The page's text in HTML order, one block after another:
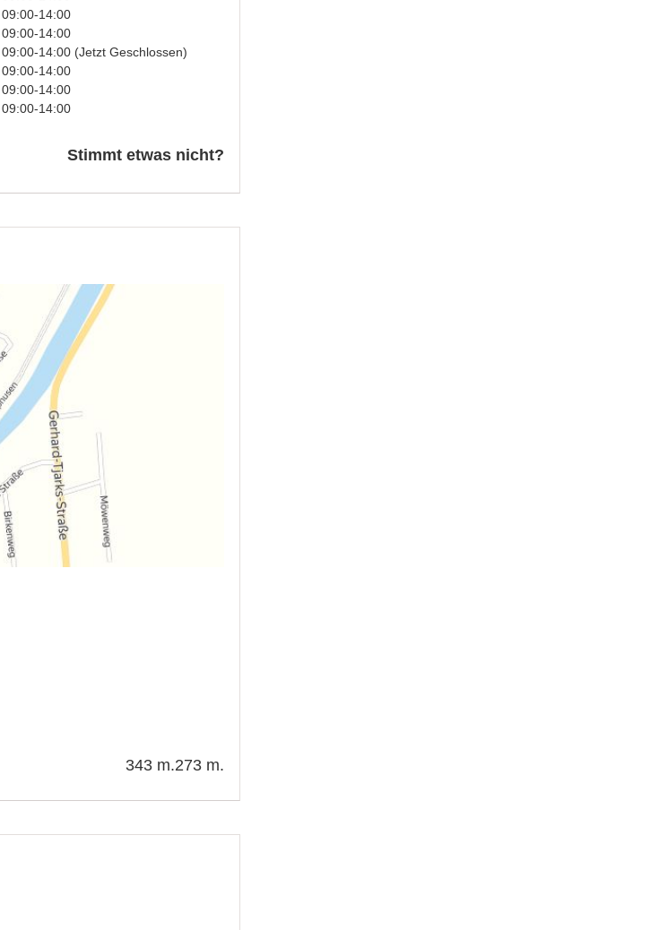
09:00-14:00
09:00-14:00
09:00-14:00 (Jetzt Geschlossen)
09:00-14:00
09:00-14:00
09:00-14:00
Stimmt etwas nicht?
273 m.
343 m.